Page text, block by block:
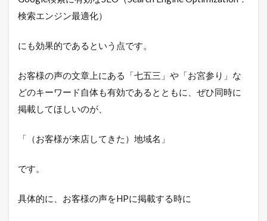
検索エンジン最適化）
にも効果的であるという点です。
お客様の声の文章上にある「七五三」や「お宮参り」な
どのキーワード自体も有効であるとともに、ぜひ同時に
掲載してほしいのが、
「（お客様が来店してきた）地域名」
です。
具体的に、お客様の声をHPに掲載する時に